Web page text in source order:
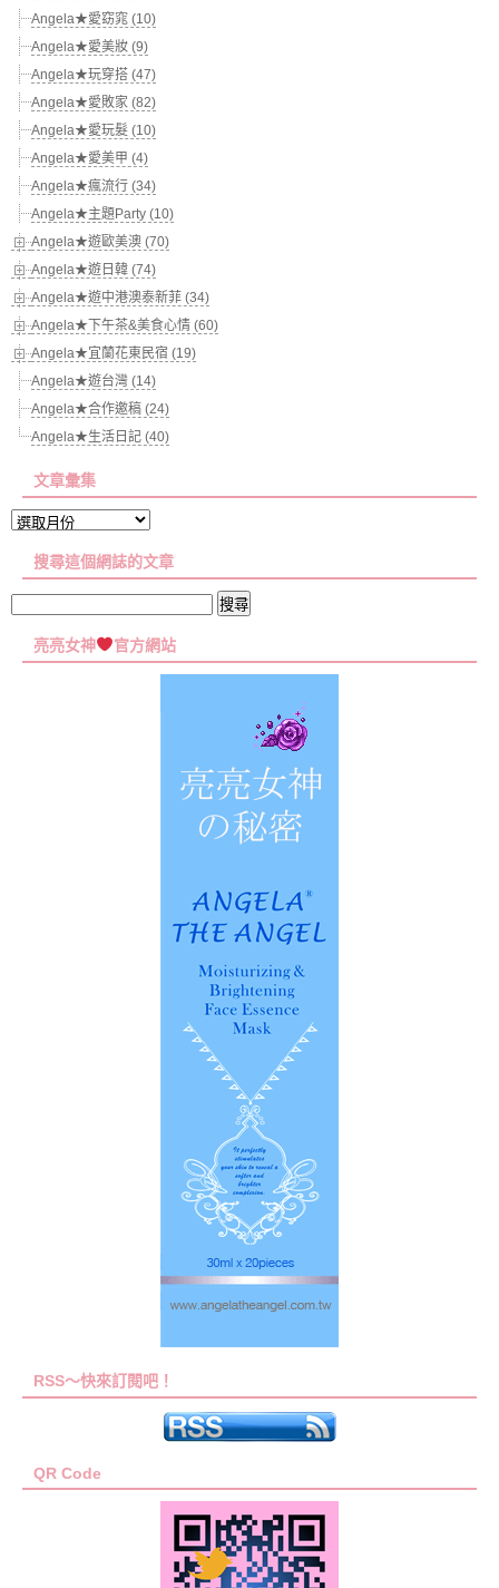
Angela★愛窈窕 (10)
Angela★愛美妝 (9)
Angela★玩穿搭 (47)
Angela★愛敗家 (82)
Angela★愛玩髮 (10)
Angela★愛美甲 (4)
Angela★瘋流行 (34)
Angela★主題Party (10)
Angela★遊歐美澳 (70)
Angela★遊日韓 (74)
Angela★遊中港澳泰新菲 (34)
Angela★下午茶&美食心情 (60)
Angela★宜蘭花東民宿 (19)
Angela★遊台灣 (14)
Angela★合作邀稿 (24)
Angela★生活日記 (40)
文章彙集
文
彙
搜尋這個網誌的文章
關
亮亮女神 官方網站
RSS～快來訂閱吧！
QR Code